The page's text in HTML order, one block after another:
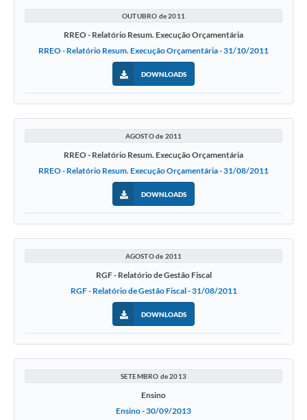
OUTUBRO de 2011
RREO - Relatório Resum. Execução Orçamentária
RREO - Relatório Resum. Execução Orçamentária - 31/10/2011
DOWNLOADS
AGOSTO de 2011
RREO - Relatório Resum. Execução Orçamentária
RREO - Relatório Resum. Execução Orçamentária - 31/08/2011
DOWNLOADS
AGOSTO de 2011
RGF - Relatório de Gestão Fiscal
RGF - Relatório de Gestão Fiscal - 31/08/2011
DOWNLOADS
SETEMBRO de 2013
Ensino
Ensino - 30/09/2013